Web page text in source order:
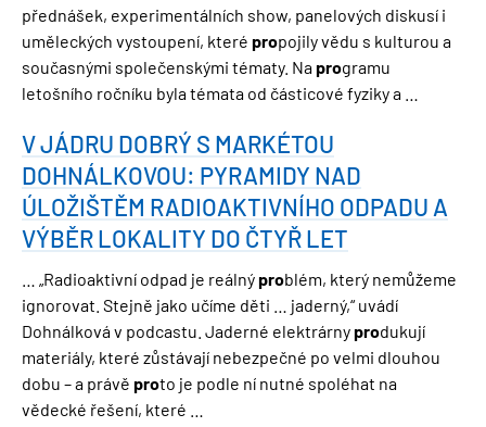
přednášek, experimentálních show, panelových diskusí i
uměleckých vystoupení, které propojily vědu s kulturou a
současnými společenskými tématy. Naprogramu
letošního ročníku byla témata od částicové fyziky a …
V JÁDRU DOBRÝ S MARKÉTOU
DOHNÁLKOVOU: PYRAMIDY NAD
ÚLOŽIŠTĚM RADIOAKTIVNÍHO ODPADU A
VÝBĚR LOKALITY DO ČTYŘ LET
… „Radioaktivní odpad je reálnýproblém, který nemůžeme
ignorovat. Stejně jako učíme děti … jaderný,“ uvádí
Dohnálková v podcastu. Jaderné elektrárnyprodukují
materiály, které zůstávají nebezpečné po velmi dlouhou
dobu – a právě proto je podle ní nutné spoléhat na
vědecké řešení, které …